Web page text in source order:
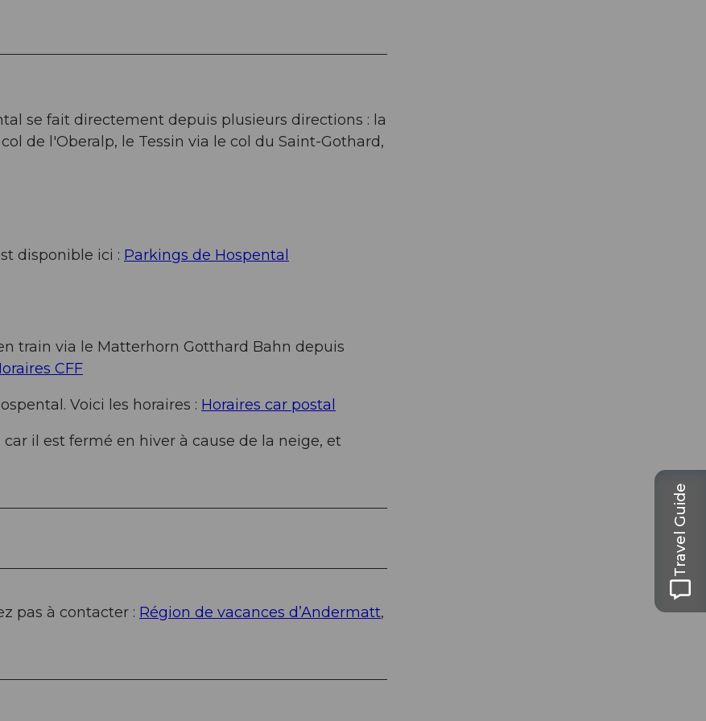
se fait directement depuis plusieurs directions : la
de l'Oberalp, le Tessin via le col du Saint-Gothard,
disponible ici : Parkings de Hospental
train via le Matterhorn Gotthard Bahn depuis
CFF
Voici les horaires : Horaires car postal
il est fermé en hiver à cause de la neige, et
pas à contacter : Région de vacances d’Andermatt,
Travel Guide